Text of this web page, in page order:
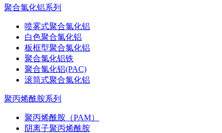
聚合氯化铝系列
喷雾式聚合氯化铝
白色聚合氯化铝
板框型聚合氯化铝
聚合氯化铝铁
聚合氯化铝(PAC)
滚筒式聚合氯化铝
聚丙烯酰胺系列
聚丙烯酰胺（PAM）
阴离子聚丙烯酰胺